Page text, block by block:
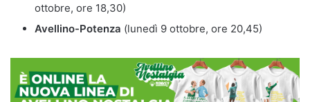
ottobre, ore 18,30)
Avellino-Potenza (lunedì 9 ottobre, ore 20,45)